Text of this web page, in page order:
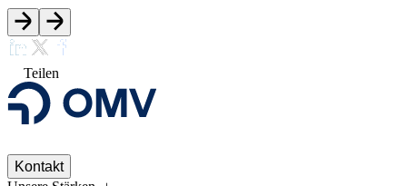
Teilen
Kontakt